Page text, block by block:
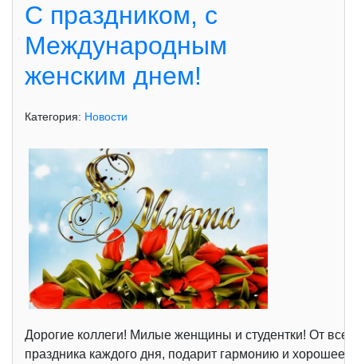
С праздником, с
Международным
женским днем!
Категория: Новости
Дорогие коллеги! Милые женщины и студентки! От
праздника каждого дня, подарит гармонию и хорошее